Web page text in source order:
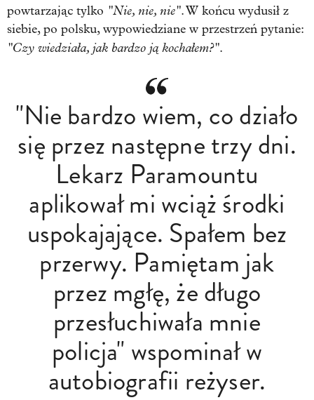
powtarzając tylko "Nie, nie, nie". W końcu wydusił z
siebie, po polsku, wypowiedziane w przestrzeń pytanie:
"Czy wiedziała, jak bardzo ją kochałem?".
"Nie bardzo wiem, co działo
się przez następne trzy dni.
Lekarz Paramountu
aplikował mi wciąż środki
uspokajające. Spałem bez
przerwy. Pamiętam jak
przez mgłę, że długo
przesłuchiwała mnie
policja" wspominał w
autobiografii reżyser.